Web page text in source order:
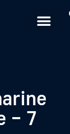
– 7